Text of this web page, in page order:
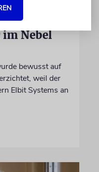
Nebel
bewusst auf
weil der
Elbit Systems an